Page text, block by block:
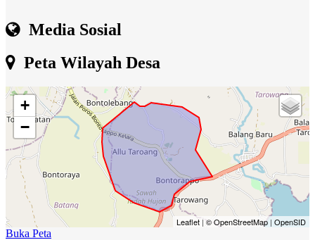
Media Sosial
Peta Wilayah Desa
+
−
Leaflet | © OpenStreetMap | OpenSID
Buka Peta